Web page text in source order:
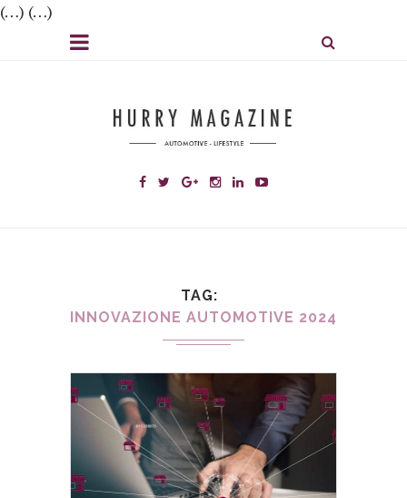
(…) (…)
TAG
INNOVAZIONE AUTOMOTIVE 2024